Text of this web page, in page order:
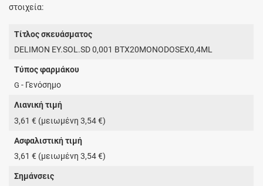
στοιχεία:
Τίτλος σκευάσματος
DELIMON EY.SOL.SD 0,001 ΒΤΧ20MONODOSEX0,4ML
Τύπος φαρμάκου
G - Γενόσημο
Λιανική τιμή
3,61 € (μειωμένη 3,54 €)
Ασφαλιστική τιμή
3,61 € (μειωμένη 3,54 €)
Σημάνσεις